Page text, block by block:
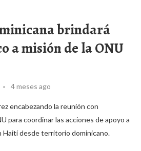
brindará
a misión de la ONU
4 meses ago
encabezando la reunión con
para coordinar las acciones de apoyo a
Haití desde territorio dominicano.